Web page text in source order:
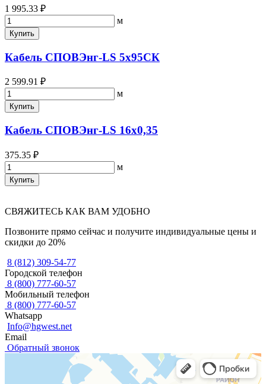
1 995.33 ₽
м
Купить
Кабель СПОВЭнг-LS 5х95СК
2 599.91 ₽
м
Купить
Кабель СПОВЭнг-LS 16х0,35
375.35 ₽
м
Купить
СВЯЖИТЕСЬ КАК ВАМ УДОБНО
Позвоните прямо сейчас и получите индивидуальные цены и
скидки до 20%
8 (812) 309-54-77
Городской телефон
8 (800) 777-60-57
Мобильный телефон
8 (800) 777-60-57
Whatsapp
Info@hgwest.net
Email
Обратный звонок